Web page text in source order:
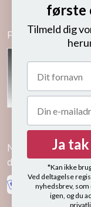
Følg os på
Nem betaling
delbetalinger
første
Tilmeld dig
Ja
*Kan ikke
Ved deltagelse
nyhedsbrev, som
igen, og du